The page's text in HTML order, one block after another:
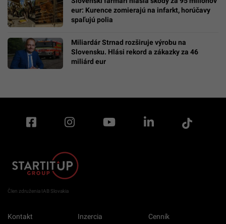
eur: Kurence zomierajú na infarkt, horúčavy
spaľujú polia
Miliardár Strnad rozširuje výrobu na
Slovensku. Hlási rekord a zákazky za 46
miliárd eur
Člen združenia IAB Slovakia
Kontakt Inzercia Cenník